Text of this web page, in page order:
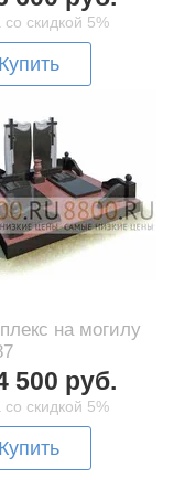
со скидкой 5%
Купить
на могилу
500 руб.
со скидкой 5%
Купить